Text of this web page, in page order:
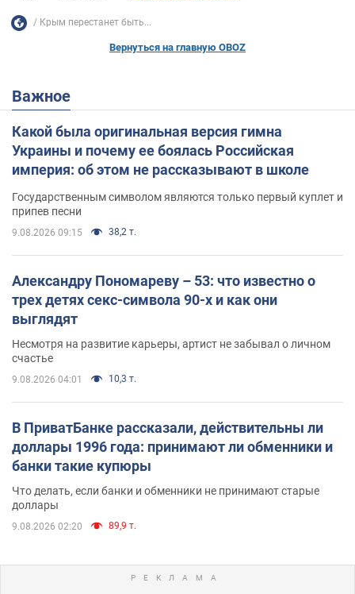
Крым перестанет быть...
Вернуться на главную OBOZ
Важное
Какой была оригинальная версия гимна
Украины и почему ее боялась Российская
империя: об этом не рассказывают в школе
Государственным символом являются только первый куплет и
припев песни
9.08.2026 09:15 38,2 т.
Александру Пономареву – 53: что известно о
трех детях секс-символа 90-х и как они
выглядят
Несмотря на развитие карьеры, артист не забывал о личном
счастье
9.08.2026 04:01 10,3 т.
В ПриватБанке рассказали, действительны ли
доллары 1996 года: принимают ли обменники и
банки такие купюры
Что делать, если банки и обменники не принимают старые
доллары
9.08.2026 02:20 89,9 т.